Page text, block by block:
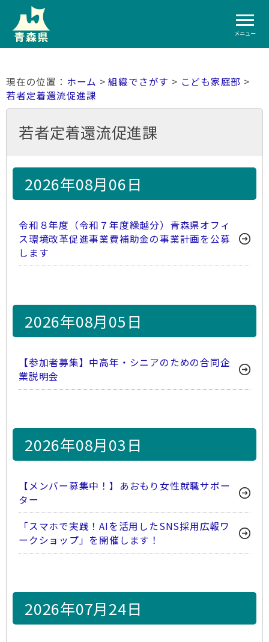
メニュー
ホーム >組織でさがす > こども家庭部 >
若者定着還流促進課
若者定着還流促進課
2026年08月06日
令和８年度（令和７年度繰越分）青森県オフィ
ス環境改革促進事業費補助金の事業計画を公募
します
2026年08月05日
【参加者募集】中高年・シニアのための合同企
業説明会
2026年08月03日
【メンバー募集中！】あおもり女性就職サポー
ター
「スマホで実践！AIを活用したSNS採用広報ワ
ークショップ」を開催します！
2026年07月24日